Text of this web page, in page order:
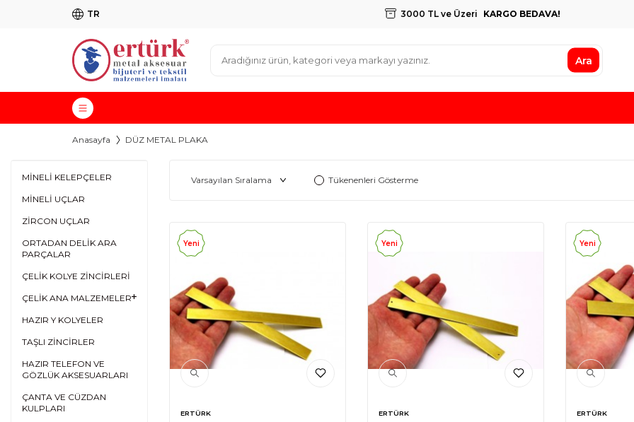
TR 3000 TL ve Üzeri KARGO BEDAVA!
Ara
Anasayfa DÜZ METAL PLAKA
MİNELİ KELEPÇELER
MİNELİ UÇLAR
ZİRCON UÇLAR
ORTADAN DELİK ARA
PARÇALAR
ÇELİK KOLYE ZİNCİRLERİ
ÇELİK ANA MALZEMELER
HAZIR Y KOLYELER
TAŞLI ZİNCİRLER
HAZIR TELEFON VE
GÖZLÜK AKSESUARLARI
ÇANTA VE CÜZDAN
KULPLARI
Tükenenleri Gösterme
Yeni
ERTÜRK
Yeni
ERTÜRK
Yeni
ERTÜRK